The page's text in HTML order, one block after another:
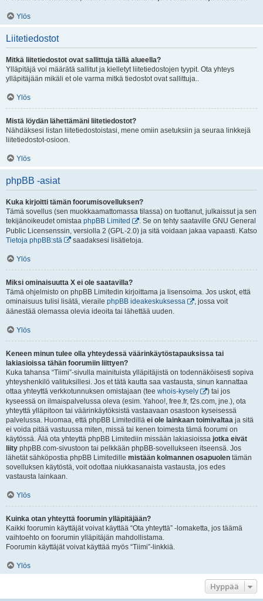
Ylös
Liitetiedostot
Mitkä liitetiedostot ovat sallittuja tällä alueella?
Ylläpitäjä voi määrätä sallitut ja kielletyt liitetiedostojen tyypit. Ota yhteys
ylläpitäjään mikäli et ole varma mitkä tiedostot ovat sallittuja..
Ylös
Mistä löydän lähettämäni liitetiedostot?
Nähdäksesi listan liitetiedostoistasi, mene omiin asetuksiin ja seuraa linkkejä
liitetiedostot-osioon.
Ylös
phpBB -asiat
Kuka kirjoitti tämän foorumisovelluksen?
Tämä sovellus (sen muokkaamattomassa tilassa) on tuottanut, julkaissut ja sen
tekijänoikeudet omistaa phpBB Limited
. Se on tehty saataville GNU General
Public Licensenssin, versiolla 2 (GPL-2.0) ja sitä voidaan jakaa vapaasti. Katso
Tietoja phpBB:stä
saadaksesi lisätietoja.
Ylös
Miksi ominaisuutta X ei ole saatavilla?
Tämä ohjelmisto on phpBB Limitedin kirjoittama ja lisensoima. Jos uskot, että
ominaisuus tulisi lisätä, vieraile phpBB ideakeskuksessa
, jossa voit
äänestää olemassa olevia ideoita tai lähettää uuden.
Ylös
Keneen minun tulee olla yhteydessä väärinkäytöstapauksissa tai
lakiasioissa tähän foorumiin liittyen?
Kuka tahansa “Tiimi”-sivulla mainituista ylläpitäjistä on todennäköisesti sopiva
yhteyshenkilö valituksillesi. Jos et tätä kautta saa vastausta, sinun kannattaa
ottaa yhteyttä verkkotunnuksen omistajaan (tee whois-kysely
) tai jos
kyseessä on ilmaispalvelussa oleva (esim. Yahoo!, free.fr, f2s.com, jne.), ota
yhteyttä ylläpitoon tai väärinkäytöksistä vastaavaan osastoon kyseisessä
palvelussa. Huomaa, että phpBB Limitedillä ei ole lainkaan toimivaltaa ja sitä
ei voida pitää vastuussa miten, missä tai kenen toimesta tämä foorumi on
käytössä. Älä ota yhteyttä phpBB Limitediin missään lakiasioissa jotka eivät
liity phpBB.com-sivustoon tai pelkkään phpBB-sovellukseen itseensä. Jos
lähetät sähköpostia phpBB Limitedille mistään kolmannen osapuolen tämän
sovelluksen käytöstä, voit odottaa niukkasanaista vastausta, jos edes
vastausta lainkaan.
Ylös
Kuinka otan yhteyttä foorumin ylläpitäjään?
Kaikki foorumin käyttäjät voivat käyttää “Ota yhteyttä” -lomaketta, jos täämä
vaihtoehto on foorumin ylläpitäjän mahdollistama.
Foorumin käyttäjät voivat käyttää myös “Tiimi”-linkkiä.
Ylös
Hyppää